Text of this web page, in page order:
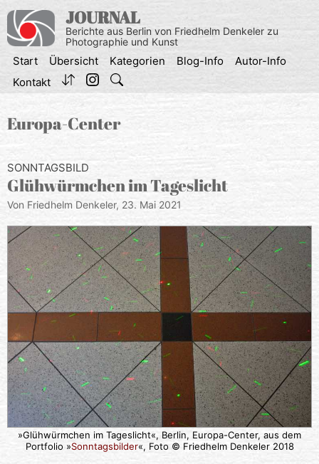
Inhalt
springen
JOURNAL
Berichte aus Berlin von Friedhelm Denkeler zu
Photographie und Kunst
Start Übersicht Kategorien Blog-Info
Autor-Info
Kontakt
Europa-Center
SONNTAGSBILD
Glühwürmchen im Tageslicht
Von Friedhelm Denkeler, 23. Mai 2021
»Glühwürmchen im Tageslicht«, Berlin, Europa-Center, aus dem
Portfolio »Sonntagsbilder«, Foto © Friedhelm Denkeler 2018